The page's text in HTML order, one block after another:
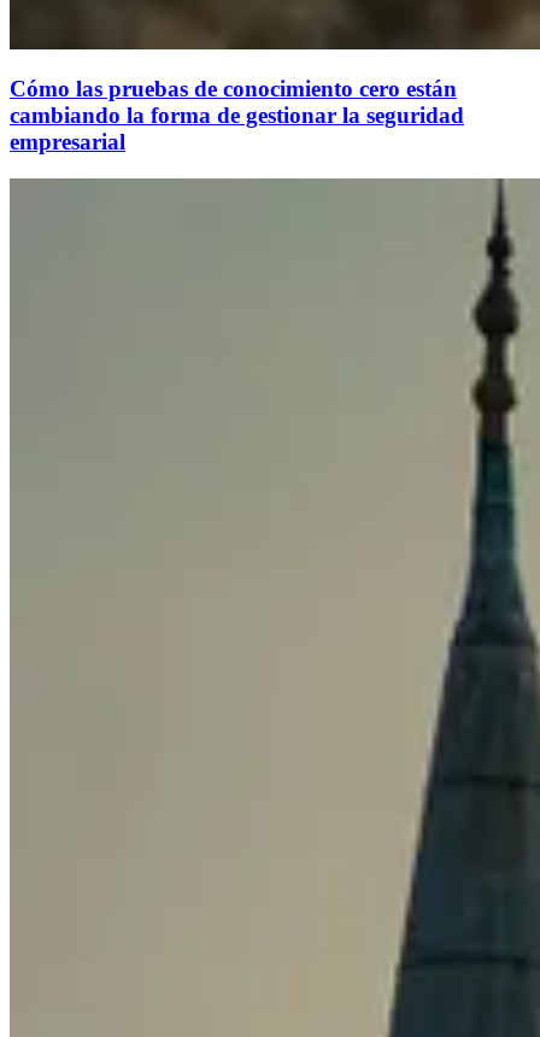
Cómo las pruebas de conocimiento cero están
cambiando la forma de gestionar la seguridad
empresarial